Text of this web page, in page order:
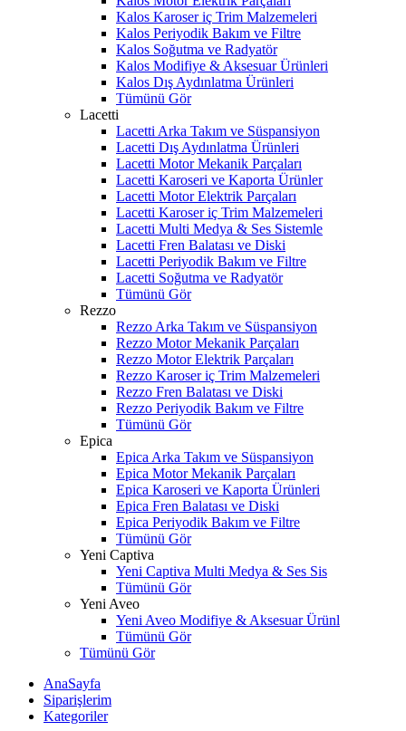
Kalos Karoser iç Trim Malzemeleri
Kalos Periyodik Bakım ve Filtre
Kalos Soğutma ve Radyatör
Kalos Modifiye & Aksesuar Ürünleri
Kalos Dış Aydınlatma Ürünleri
Tümünü Gör
Lacetti
Lacetti Arka Takım ve Süspansiyon
Lacetti Dış Aydınlatma Ürünleri
Lacetti Motor Mekanik Parçaları
Lacetti Karoseri ve Kaporta Ürünler
Lacetti Motor Elektrik Parçaları
Lacetti Karoser iç Trim Malzemeleri
Lacetti Multi Medya & Ses Sistemle
Lacetti Fren Balatası ve Diski
Lacetti Periyodik Bakım ve Filtre
Lacetti Soğutma ve Radyatör
Tümünü Gör
Rezzo
Rezzo Arka Takım ve Süspansiyon
Rezzo Motor Mekanik Parçaları
Rezzo Motor Elektrik Parçaları
Rezzo Karoser iç Trim Malzemeleri
Rezzo Fren Balatası ve Diski
Rezzo Periyodik Bakım ve Filtre
Tümünü Gör
Epica
Epica Arka Takım ve Süspansiyon
Epica Motor Mekanik Parçaları
Epica Karoseri ve Kaporta Ürünleri
Epica Fren Balatası ve Diski
Epica Periyodik Bakım ve Filtre
Tümünü Gör
Yeni Captiva
Yeni Captiva Multi Medya & Ses Sis
Tümünü Gör
Yeni Aveo
Yeni Aveo Modifiye & Aksesuar Ürünl
Tümünü Gör
Tümünü Gör
AnaSayfa
Siparişlerim
Kategoriler